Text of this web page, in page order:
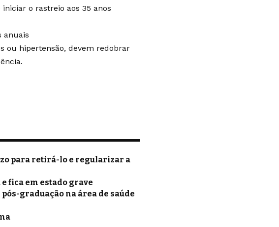
o rastreio aos 35 anos
anuais
ou hipertensão, devem redobrar
para retirá-lo e regularizar a
fica em estado grave
graduação na área de saúde